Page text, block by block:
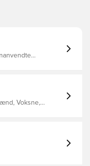
åndbarhed
Voksne,